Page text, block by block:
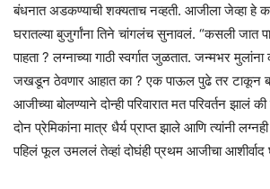
बंधनात अडकण्याची शक्यताच नव्हती. आजीला जेव्हा हे
घरातल्या बुजुर्गांना तिने चांगलंच सुनावलं. “कसली जात
पाहता ? लग्नाच्या गाठी स्वर्गात जुळतात. जन्मभर
जखडून ठेवणार आहात का ? एक पाऊल पुढे तर टाकून
आजीच्या बोलण्याने दोन्ही परिवारात मत परिवर्तन झालं की
दोन प्रेमिकांना मात्र धैर्य प्राप्त झाले आणि त्यांनी
पहिलं फूल उमललं तेव्हां दोघंही प्रथम आजीचा आशीर्वाद